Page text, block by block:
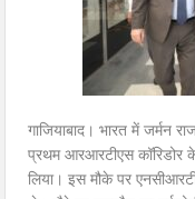
गाजियाबाद। भारत में जर्मन
प्रथम आरआरटीएस कॉरिडोर
लिया। इस मौके पर